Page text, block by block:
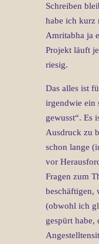
Schreiben
habe ich kurz
Amritabha ja
Projekt läuft
riesig.
Das alles ist
irgendwie ein
gewusst“. Es
Ausdruck zu
schon lange
vor
Fragen zum
beschäftigen,
(obwohl ich
gespürt habe,